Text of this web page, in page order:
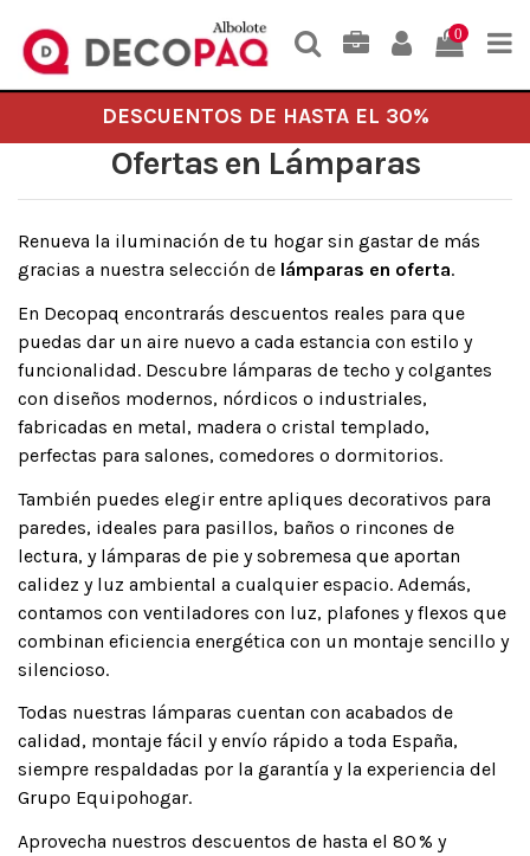
0
DESCUENTOS DE HASTA EL 30%
Ofertas en Lámparas
Renueva la iluminación de tu hogar sin gastar de más
gracias a nuestra selección de lámparas en oferta.
En Decopaq encontrarás descuentos reales para que
puedas dar un aire nuevo a cada estancia con estilo y
funcionalidad. Descubre lámparas de techo y colgantes
con diseños modernos, nórdicos o industriales,
fabricadas en metal, madera o cristal templado,
perfectas para salones, comedores o dormitorios.
También puedes elegir entre apliques decorativos para
paredes, ideales para pasillos, baños o rincones de
lectura, y lámparas de pie y sobremesa que aportan
calidez y luz ambiental a cualquier espacio. Además,
contamos con ventiladores con luz, plafones y flexos que
combinan eficiencia energética con un montaje sencillo y
silencioso.
Todas nuestras lámparas cuentan con acabados de
calidad, montaje fácil y envío rápido a toda España,
siempre respaldadas por la garantía y la experiencia del
Grupo Equipohogar.
Aprovecha nuestros descuentos de hasta el 80 % y